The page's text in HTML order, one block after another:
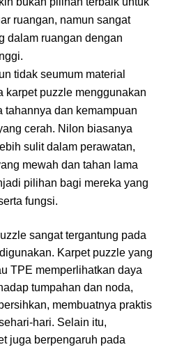
ruangan, namun sangat
dalam ruangan dengan
tidak seumum material
karpet puzzle menggunakan
tahannya dan kemampuan
cerah. Nilon biasanya
sulit dalam perawatan,
mewah dan tahan lama
pilihan bagi mereka yang
fungsi.
sangat tergantung pada
Karpet puzzle yang
TPE memperlihatkan daya
tumpahan dan noda,
membuatnya praktis
hari. Selain itu,
juga berpengaruh pada